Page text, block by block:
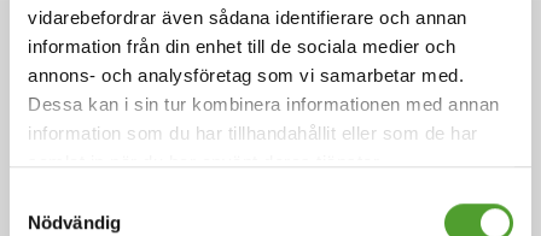
vidarebefordrar även sådana identifierare och annan
information från din enhet till de sociala medier och
annons- och analysföretag som vi samarbetar med.
Dessa kan i sin tur kombinera informationen med annan
information som du har tillhandahållit eller som de har
samlat in när du har använt deras tjänster.
Nödvändig
ARTIKLAR